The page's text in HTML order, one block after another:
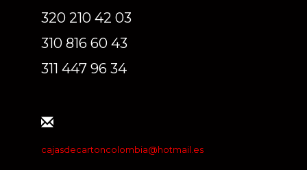
320 210 42 03
310 816 60 43
311 447 96 34
cajasdecartoncolombia@hotmail.es